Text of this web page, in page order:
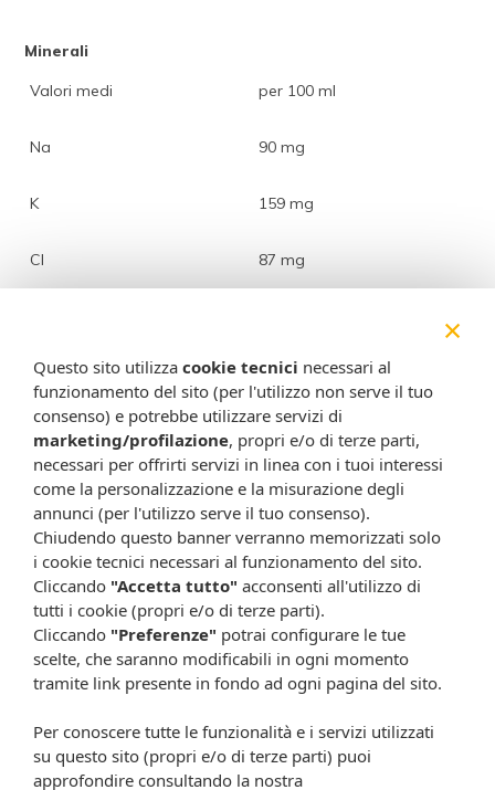
Minerali
Valori medi
per 100 ml
Na 90 mg
K 159 mg
Cl 87 mg
P 78 mg
Mg 23 mg
Oligoelementi
Valori medi
per 100 ml
Fe 2,4 g
Zn 1,8 g
0,27 g
Mn 0,5 g
×
Questo sito utilizza cookie tecnici necessari al
funzionamento del sito (per l'utilizzo non serve il tuo
consenso) e potrebbe utilizzare servizi di
marketing/profilazione, propri e/o di terze parti,
necessari per offrirti servizi in linea con i tuoi interessi
come la personalizzazione e la misurazione degli
annunci (per l'utilizzo serve il tuo consenso).
Chiudendo questo banner verranno memorizzati solo
i cookie tecnici necessari al funzionamento del sito.
Cliccando "Accetta tutto" acconsenti all'utilizzo di
tutti i cookie (propri e/o di terze parti).
Cliccando "Preferenze" potrai configurare le tue
scelte, che saranno modificabili in ogni momento
tramite link presente in fondo ad ogni pagina del sito.
Per conoscere tutte le funzionalità e i servizi utilizzati
su questo sito (propri e/o di terze parti) puoi
approfondire consultando la nostra